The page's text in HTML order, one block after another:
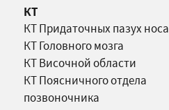
КТ
КТ Придаточных пазух носа
КТ Головного мозга
КТ Височной области
КТ Поясничного отдела
позвоночника